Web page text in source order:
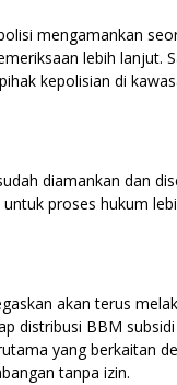
mengamankan
lebih lanjut.
kepolisian di
diamankan dan
proses hukum
akan terus
distribusi BBM
yang berkaitan
tanpa izin.